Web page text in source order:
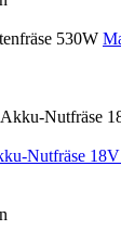
Nutfräse